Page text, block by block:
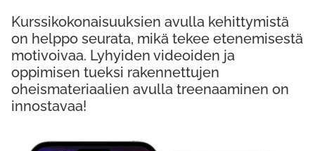
Kurssikokonaisuuksien avulla kehittymistä
on helppo seurata, mikä tekee etenemisestä
motivoivaa. Lyhyiden videoiden ja
oppimisen tueksi rakennettujen
oheismateriaalien avulla treenaaminen on
innostavaa!